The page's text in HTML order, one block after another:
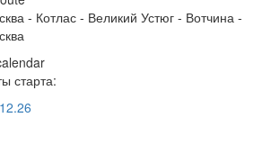
- Котлас - Великий Устюг - Вотчина -
старта: